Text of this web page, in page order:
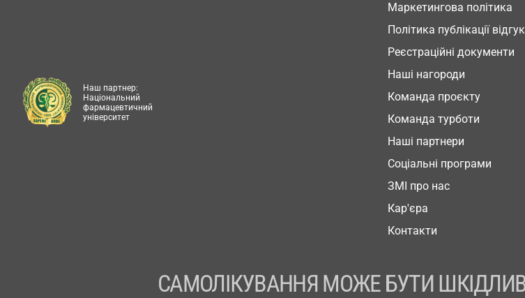
Маркетингова політика
Політика публікації
Реєстраційні документи
Наші нагороди
Команда проєкту
Команда турботи
Наші партнери
Соціальні програми
ЗМІ про нас
Кар'єра
Контакти
Наш партнер:
Національний
фармацевтичний
університет
САМОЛІКУВАННЯ МОЖЕ БУТИ